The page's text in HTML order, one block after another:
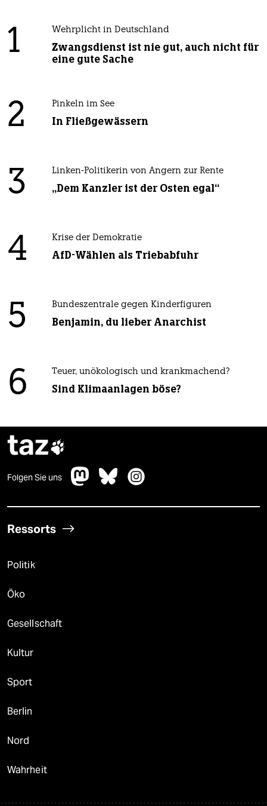
1 Wehrplicht in Deutschland
Zwangsdienst ist nie gut, auch nicht für
eine gute Sache
2 Pinkeln im See
In Fließgewässern
3 Linken-Politikerin von Angern zur Rente
„Dem Kanzler ist der Osten egal“
4 Krise der Demokratie
AfD-Wählen als Triebabfuhr
5 Bundeszentrale gegen Kinderfiguren
Benjamin, du lieber Anarchist
6 Teuer, unökologisch und krankmachend?
Sind Klimaanlagen böse?
taz
Folgen Sie uns
Ressorts
Politik
Öko
Gesellschaft
Kultur
Sport
Berlin
Nord
Wahrheit